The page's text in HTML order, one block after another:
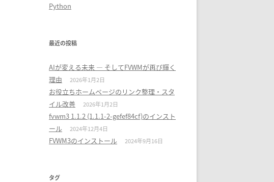
Python
最近の投稿
AIが変える未来 ― そしてFVWMが再び輝く
理由
2026年1月2日
お役立ちホームページのリンク整理・スタ
イル改善
2026年1月2日
fvwm3 1.1.2 (1.1.1-2-gefef84cf)のインスト
ール
2024年12月4日
FVWM3のインストール 2024年9月16日
タグ